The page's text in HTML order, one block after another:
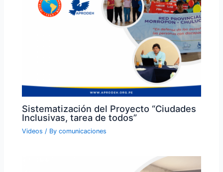
Sistematización del Proyecto “Ciudades
Inclusivas, tarea de todos”
Videos / Bycomunicaciones